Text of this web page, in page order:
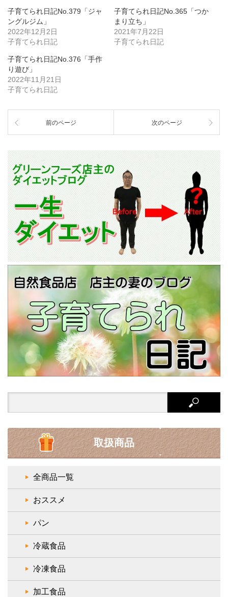
子育てられ日記No.379「ジャ
ングルジム」
2022年12月2日
子育てられ日記
子育てられ日記No.365「つか
まり立ち」
2021年7月22日
子育てられ日記
子育てられ日記No.376「手作
り遊び」
2022年11月21日
子育てられ日記
前のページ 次のページ
取扱商品
全商品一覧
おススメ
パン
冷蔵食品
冷凍食品
加工食品